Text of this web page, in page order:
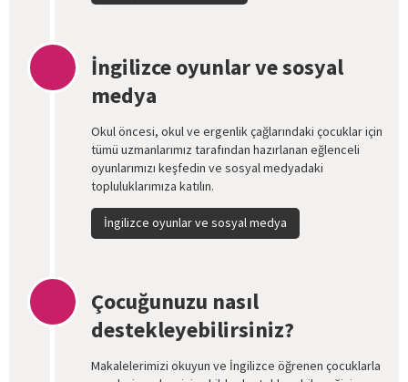
İngilizce oyunlar ve sosyal
medya
Okul öncesi, okul ve ergenlik çağlarındaki çocuklar için
tümü uzmanlarımız tarafından hazırlanan eğlenceli
oyunlarımızı keşfedin ve sosyal medyadaki
topluluklarımıza katılın.
İngilizce oyunlar ve sosyal medya
Çocuğunuzu nasıl
destekleyebilirsiniz?
Makalelerimizi okuyun ve İngilizce öğrenen çocuklarla